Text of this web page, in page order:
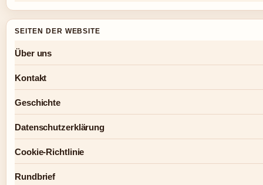
SEITEN DER WEBSITE
Über uns
Kontakt
Geschichte
Datenschutzerklärung
Cookie-Richtlinie
Rundbrief